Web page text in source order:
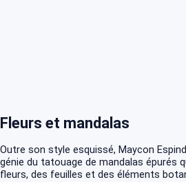
Fleurs et mandalas
Outre son style esquissé, Maycon
génie du tatouage de mandalas épurés
fleurs, des feuilles et des éléments